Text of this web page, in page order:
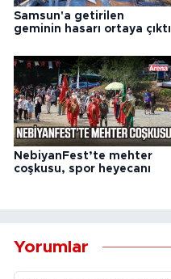
Samsun'a getirilen
geminin hasarı ortaya çıktı
NebiyanFest’te mehter
coşkusu, spor heyecanı
Yorumlar